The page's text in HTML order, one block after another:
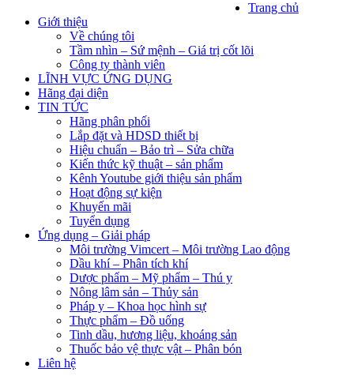
Trang chủ
Giới thiệu
Về chúng tôi
Tầm nhìn – Sứ mệnh – Giá trị cốt lõi
Công ty thành viên
LĨNH VỰC ỨNG DỤNG
Hãng đại diện
TIN TỨC
Hãng phân phối
Lắp đặt và HDSD thiết bị
Hiệu chuẩn – Bảo trì – Sửa chữa
Kiến thức kỹ thuật – sản phẩm
Kênh Youtube giới thiệu sản phẩm
Hoạt động sự kiện
Khuyến mãi
Tuyển dụng
Ứng dụng – Giải pháp
Môi trường Vimcert – Môi trường Lao động
Dầu khí – Phân tích khí
Dược phẩm – Mỹ phẩm – Thú y
Nông lâm sản – Thủy sản
Pháp y – Khoa học hình sự
Thực phẩm – Đồ uống
Tinh dầu, hương liệu, khoáng sản
Thuốc bảo vệ thực vật – Phân bón
Liên hệ